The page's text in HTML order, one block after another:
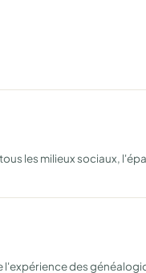
les milieux sociaux,
l'expérience des